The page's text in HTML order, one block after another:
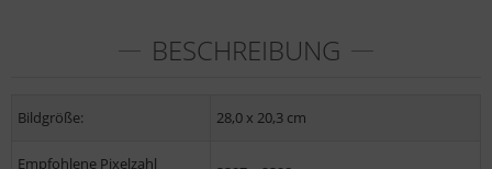
BESCHREIBUNG
Bildgröße: 28,0 x 20,3 cm
Empfohlene Pixelzahl